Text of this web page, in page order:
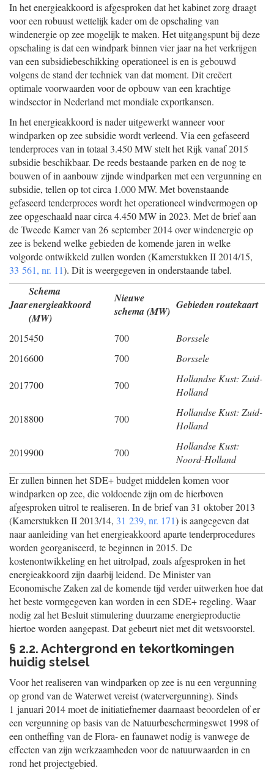
In het energieakkoord is afgesproken dat het kabinet zorg draagt
voor een robuust wettelijk kader om de opschaling van
windenergie op zee mogelijk te maken. Het uitgangspunt bij deze
opschaling is dat een windpark binnen vier jaar na het verkrijgen
van een subsidiebeschikking operationeel is en is gebouwd
volgens de stand der techniek van dat moment. Dit creëert
optimale voorwaarden voor de opbouw van een krachtige
windsector in Nederland met mondiale exportkansen.
In het energieakkoord is nader uitgewerkt wanneer voor
windparken op zee subsidie wordt verleend. Via een gefaseerd
tenderproces van in totaal 3.450 MW stelt het Rijk vanaf 2015
subsidie beschikbaar. De reeds bestaande parken en de nog te
bouwen of in aanbouw zijnde windparken met een vergunning en
subsidie, tellen op tot circa 1.000 MW. Met bovenstaande
gefaseerd tenderproces wordt het operationeel windvermogen op
zee opgeschaald naar circa 4.450 MW in 2023. Met de brief aan
de Tweede Kamer van 26 september 2014 over windenergie op
zee is bekend welke gebieden de komende jaren in welke
volgorde ontwikkeld zullen worden (Kamerstukken II 2014/15,
33 561, nr. 11). Dit is weergegeven in onderstaande tabel.
Jaar
Schema
energieakkoord
(MW)
Nieuwe
schema (MW) Gebieden routekaart
2015450 700
Borssele
2016600 700 Borssele
2017700 700
Hollandse Kust: Zuid-
Holland
2018800 700
Hollandse Kust: Zuid-
Holland
2019900 700
Hollandse Kust:
Noord-Holland
Er zullen binnen het SDE+ budget middelen komen voor
windparken op zee, die voldoende zijn om de hierboven
afgesproken uitrol te realiseren. In de brief van 31 oktober 2013
(Kamerstukken II 2013/14, 31 239, nr. 171) is aangegeven dat
naar aanleiding van het energieakkoord aparte tenderprocedures
worden georganiseerd, te beginnen in 2015. De
kostenontwikkeling en het uitrolpad, zoals afgesproken in het
energieakkoord zijn daarbij leidend. De Minister van
Economische Zaken zal de komende tijd verder uitwerken hoe dat
het beste vormgegeven kan worden in een SDE+ regeling. Waar
nodig zal het Besluit stimulering duurzame energieproductie
hiertoe worden aangepast. Dat gebeurt niet met dit wetsvoorstel.
§ 2.2. Achtergrond en tekortkomingen
huidig stelsel
Voor het realiseren van windparken op zee is nu een vergunning
op grond van de Waterwet vereist (watervergunning). Sinds
1 januari 2014 moet de initiatiefnemer daarnaast beoordelen of er
een vergunning op basis van de Natuurbeschermingswet 1998 of
een ontheffing van de Flora- en faunawet nodig is vanwege de
effecten van zijn werkzaamheden voor de natuurwaarden in en
rond het projectgebied.